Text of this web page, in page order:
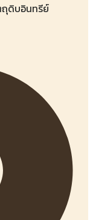
ถุดิบอินทรีย์